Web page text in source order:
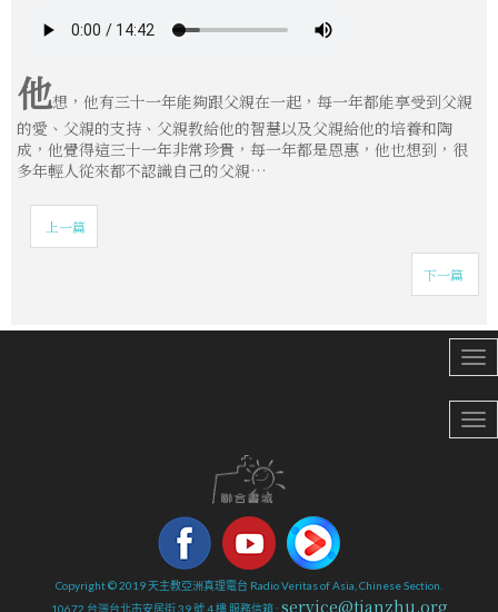
他想，他有三十一年能夠跟父親在一起，每一年都能享受到父親
的愛、父親的支持、父親教給他的智慧以及父親給他的培養和陶
成，他覺得這三十一年非常珍貴，每一年都是恩惠，他也想到，很
多年輕人從來都不認識自己的父親…
上一篇
下一篇
Copyright © 2019 天主教亞洲真理電台 Radio Veritas of Asia, Chinese Section.
10672 台灣台北市安居街 39 號 4 樓 服務信箱 : service@tianzhu.org